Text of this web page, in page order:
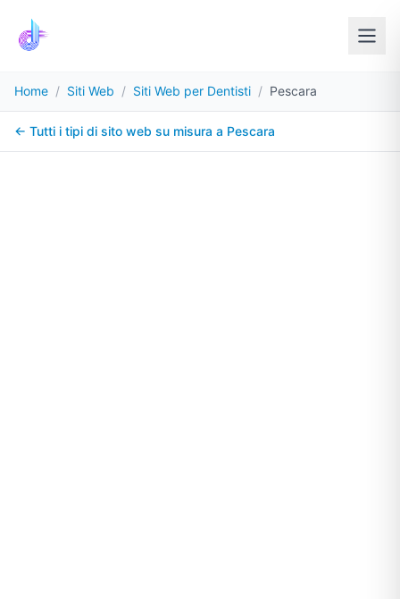
Home / Siti Web / Siti Web per Dentisti / Pescara
← Tutti i tipi di sito web su misura a Pescara